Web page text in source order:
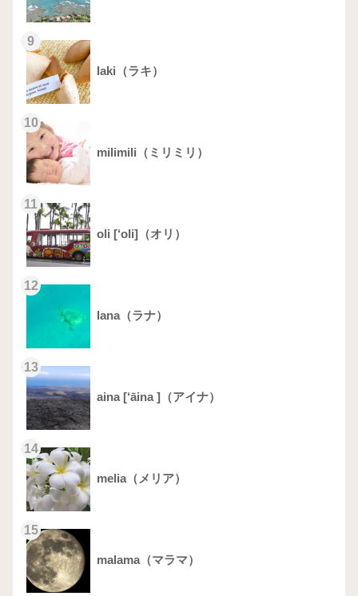
9
laki（ラキ）
10
milimili（ミリミリ）
11
oli [‘oli]（オリ）
12
lana（ラナ）
13
aina [‘āina ]（アイナ）
14
melia（メリア）
15
malama（マラマ）